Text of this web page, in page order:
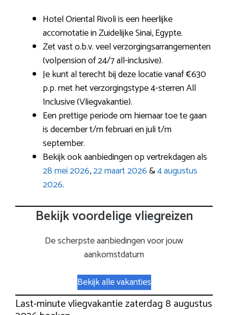
Hotel Oriental Rivoli is een heerlijke
accomotatie in Zuidelijke Sinai, Egypte.
Zet vast o.b.v. veel verzorgingsarrangementen
(volpension of 24/7 all-inclusive).
Je kunt al terecht bij deze locatie vanaf €630
p.p. met het verzorgingstype 4-sterren All
Inclusive (Vliegvakantie).
Een prettige periode om hiernaar toe te gaan
is december t/m februari en juli t/m
september.
Bekijk ook aanbiedingen op vertrekdagen als
28 mei 2026,22 maart 2026&4 augustus
2026.
Bekijk voordelige vliegreizen
De scherpste aanbiedingen voor jouw
aankomstdatum
Bekijk alle vakanties
Last-minute vliegvakantie zaterdag 8 augustus